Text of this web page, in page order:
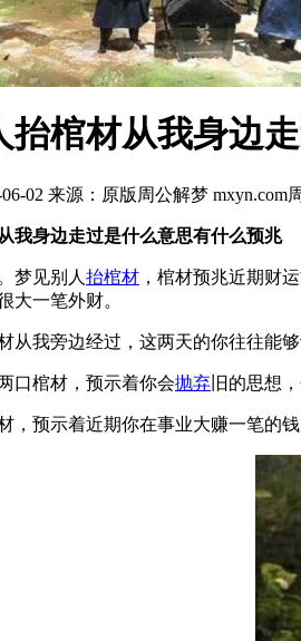
抬棺材从我身边
02 来源：原版周公解梦 mxyn.com
我身边走过是什么意思有什么预兆
梦见别人 抬棺材 ，棺材预兆近期财
大一笔外财。
从我旁边经过，这两天的你往往能
口棺材，预示着你会抛弃 旧的思想
，预示着近期你在事业大赚一笔的钱